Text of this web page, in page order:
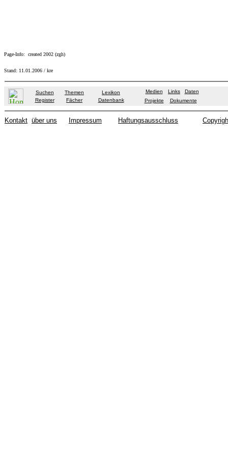
Page-Info: created 2002 (zgh)
Stand: 11.01.2006 / kre
Suchen Themen
Lexikon
Register
Fächer Datenbank
Medien Links
Daten
Projekte
Dokumente
Kontakt über uns Impressum Haftungsausschluss